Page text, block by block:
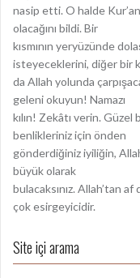
nasip etti. O halde
olacağını bildi. Bir
kısmının yeryüzünde
isteyeceklerini, diğer bir
da Allah yolunda
geleni okuyun! Namazı
kılın! Zekâtı verin.
benlikleriniz için önden
gönderdiğiniz iyiliğin,
büyük olarak
bulacaksınız. Allah’tan
çok esirgeyicidir.
Site içi arama